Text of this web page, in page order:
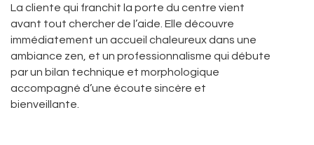
La cliente qui franchit la porte du centre vient
avant tout chercher de l’aide. Elle découvre
immédiatement un accueil chaleureux dans une
ambiance zen, et un professionnalisme qui débute
par un bilan technique et morphologique
accompagné d’une écoute sincère et
bienveillante.